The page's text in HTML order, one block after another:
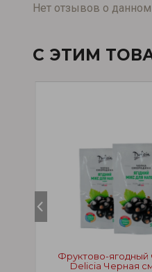
Нет отзывов о данном
С ЭТИМ
Фруктово-ягодный
Delicia Черная